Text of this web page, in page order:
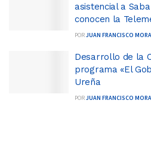
asistencial a
conocen la
PORJUAN FRANCISCO
Desarrollo de la
programa «El
Ureña
PORJUAN FRANCISCO